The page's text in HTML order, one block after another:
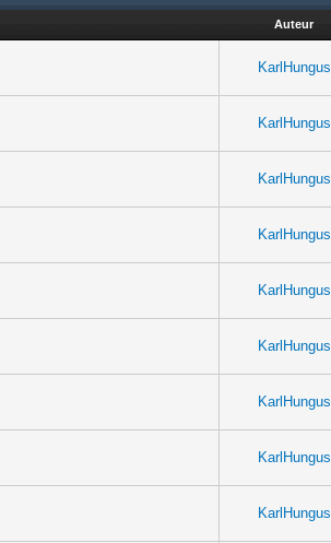
Auteur
KarlHungus
KarlHungus
KarlHungus
KarlHungus
KarlHungus
KarlHungus
KarlHungus
KarlHungus
KarlHungus